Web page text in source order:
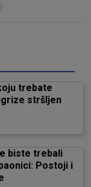
trebate
stršljen
biste trebali
Postoji i